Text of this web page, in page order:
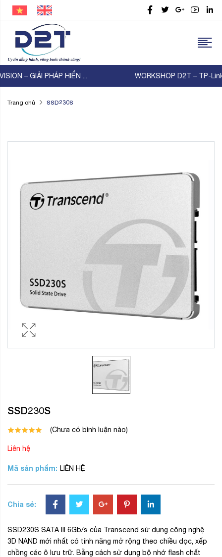
WORKSHOP D2T – TP-Link – Thiên Lam | KẾT NỐI ...
Trang chủ SSD230S
SSD230S
(Chưa có bình luận nào)
Liên hệ
Mã sản phẩm: LIÊN HỆ
Chia sẻ:
SSD230S SATA III 6Gb/s của Transcend sử dụng công nghệ
3D NAND mới nhất có tính năng mở rộng theo chiều dọc, xếp
chồng các ô lưu trữ. Bằng cách sử dụng bộ nhớ flash chất